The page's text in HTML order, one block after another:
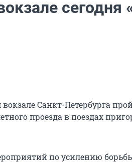
сегодня
Санкт-Петербурга
проезда в поездах
по усилению